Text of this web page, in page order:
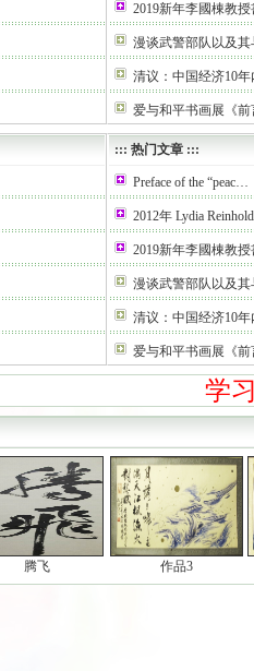
2019新年李國棟教
漫谈武警部队以及
清议：中国经济10年
爱与和平书画展《前
::: 热门文章 :::
Preface of the “peac…
2012年 Lydia
2019新年李國棟教
漫谈武警部队以及
清议：中国经济10年
爱与和平书画展《前
学
腾飞 作品3